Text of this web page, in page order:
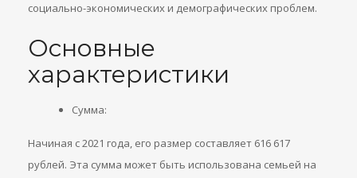
социально-экономических и демографических проблем.
Основные
характеристики
Сумма:
Начиная с 2021 года, его размер составляет 616 617
рублей. Эта сумма может быть использована семьей на